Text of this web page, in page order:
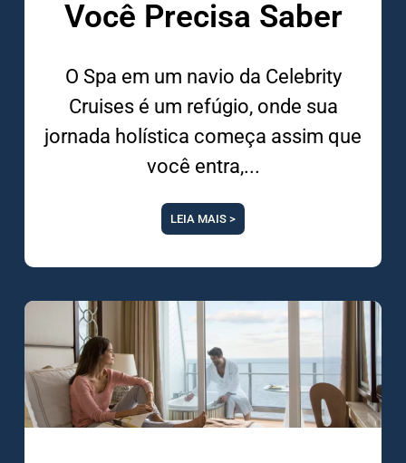
Você Precisa Saber
O Spa em um navio da Celebrity
Cruises é um refúgio, onde sua
jornada holística começa assim que
você entra,
LEIA MAIS >